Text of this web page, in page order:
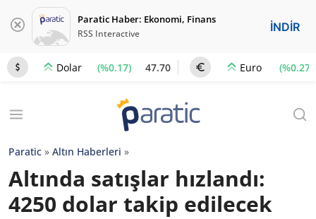
Paratic Haber: Ekonomi, Finans
RSS Interactive İNDİR
Dolar (%0.17) 47.70 Euro (%0.27)
Paratic » Altın Haberleri »
Altında satışlar hızlandı:
4250 dolar takip edilecek